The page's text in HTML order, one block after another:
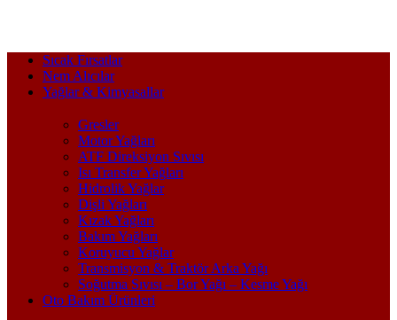
Sıcak Fırsatlar
Nem Alıcılar
Yağlar & Kimyasallar
Gresler
Motor Yağları
ATF Direksiyon Sıvısı
Isı Transfer Yağları
Hidrolik Yağlar
Dişli Yağları
Kızak Yağları
Bakım Yağları
Koruyucu Yağlar
Transmisyon & Traktör Arka Yağı
Soğutma Sıvısı – Bor Yağı – Kesme Yağı
Oto Bakım Ürünleri